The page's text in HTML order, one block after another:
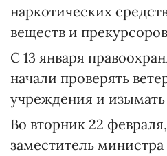
наркотических
веществ и
С 13 января
начали проверять
учреждения и
Во вторник 22
заместитель